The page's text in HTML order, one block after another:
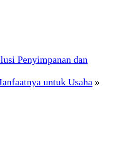
Penyimpanan dan
untuk Usaha »